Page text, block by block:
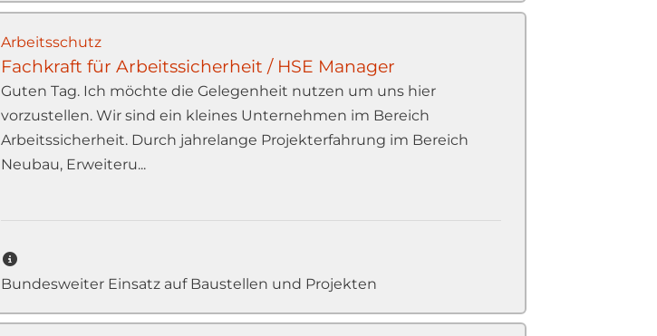
Arbeitsschutz
Fachkraft für Arbeitssicherheit / HSE Manager
Guten Tag. Ich möchte die Gelegenheit nutzen um uns hier
vorzustellen. Wir sind ein kleines Unternehmen im Bereich
Arbeitssicherheit. Durch jahrelange Projekterfahrung im Bereich
Neubau, Erweiteru...
Bundesweiter Einsatz auf Baustellen und Projekten